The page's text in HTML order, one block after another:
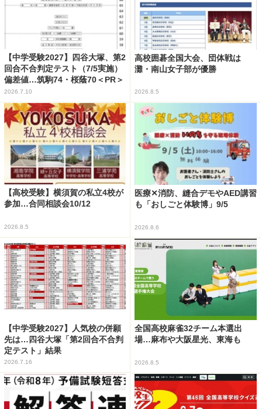
【中学受験2027】四谷大塚、第2
回合不合判定テスト（7/5実施）
偏差値…筑駒74・桜蔭70＜PR＞
2026.7.10
高校囲碁全国大会、団体戦は
灘・南山女子部が優勝
2026.8.5
【高校受験】横須賀の私立4校が
参加…合同相談会10/12
2026.8.5
医療✕消防、縫合デモやAED講習
も「おしごと体験博」9/5
2026.8.6
【中学受験2027】人気校の併願
先は…四谷大塚「第2回合不合判
定テスト」結果
2026.7.16
全国高校麻雀32チーム本選出
場…麻布や大阪星光、東海も
2026.8.5